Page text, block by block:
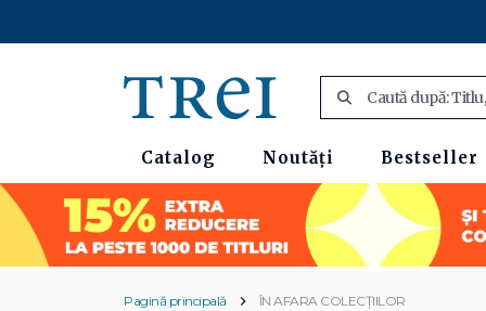
Catalog Noutăți Bestseller
Pagină principală ÎN AFARA COLECȚIILOR